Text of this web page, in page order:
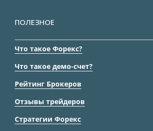
ПОЛЕЗНОЕ
Что такое Форекс?
Что такое демо-счет?
Рейтинг Брокеров
Отзывы трейдеров
Стратегии Форекс